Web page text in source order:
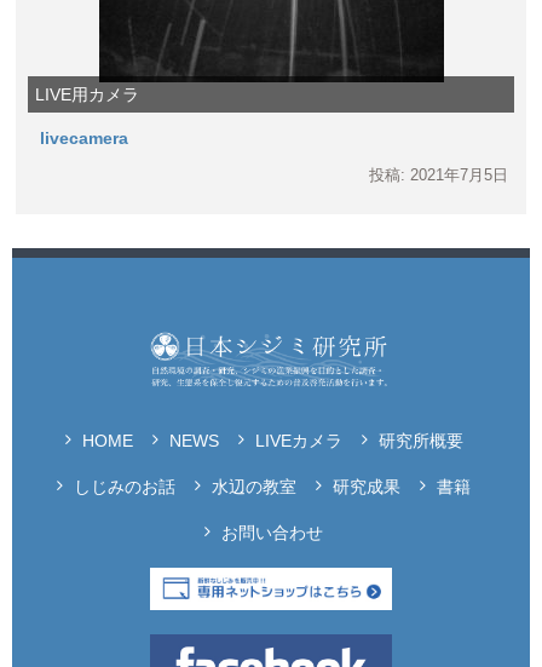
LIVE用カメラ
livecamera
投稿: 2021年7月5日
HOME NEWS LIVEカメラ 研究所概要
しじみのお話 水辺の教室 研究成果 書籍
お問い合わせ